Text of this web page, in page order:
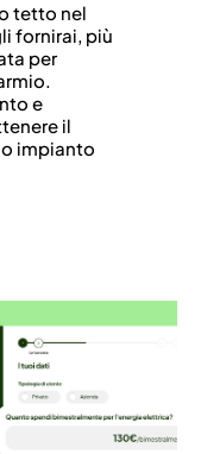
tetto nel
fornirai, più
per
e
il
impianto